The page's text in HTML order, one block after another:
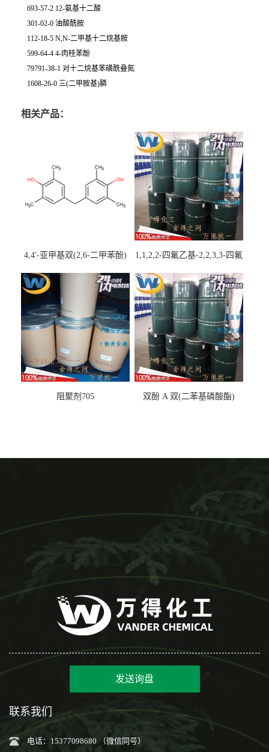
693-57-2 12-氨基十二酸
301-02-0 油酸酰胺
112-18-5 N,N-二甲基十二烷基胺
599-64-4 4-肉桂苯酚
79791-38-1 对十二烷基苯磺酰叠氮
1608-26-0 三(二甲胺基)膦
相关产品：
4,4'-亚甲基双(2,6-二甲苯酚)
1,1,2,2-四氟乙基-2,2,3,3-四氟
阻聚剂705 双酚 A 双(二苯基磷酸酯)
发送询盘
联系我们
电话：15377098680 （微信同号）